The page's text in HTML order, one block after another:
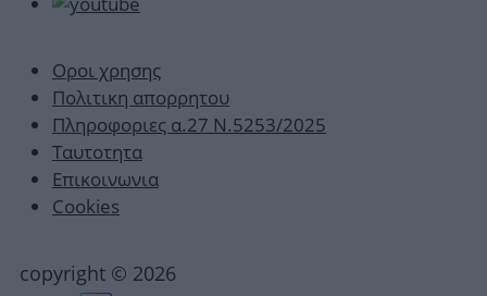
Οροι χρησης
Πολιτικη απορρητου
Πληροφοριες α.27 Ν.5253/2025
Ταυτοτητα
Επικοινωνια
Cookies
copyright © 2026